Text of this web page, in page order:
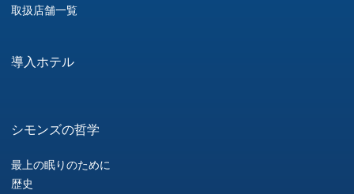
取扱店舗一覧
導入ホテル
シモンズの哲学
最上の眠りのために
歴史